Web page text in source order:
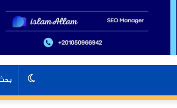
الوضع